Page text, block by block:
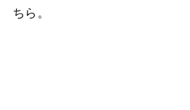
ちら。